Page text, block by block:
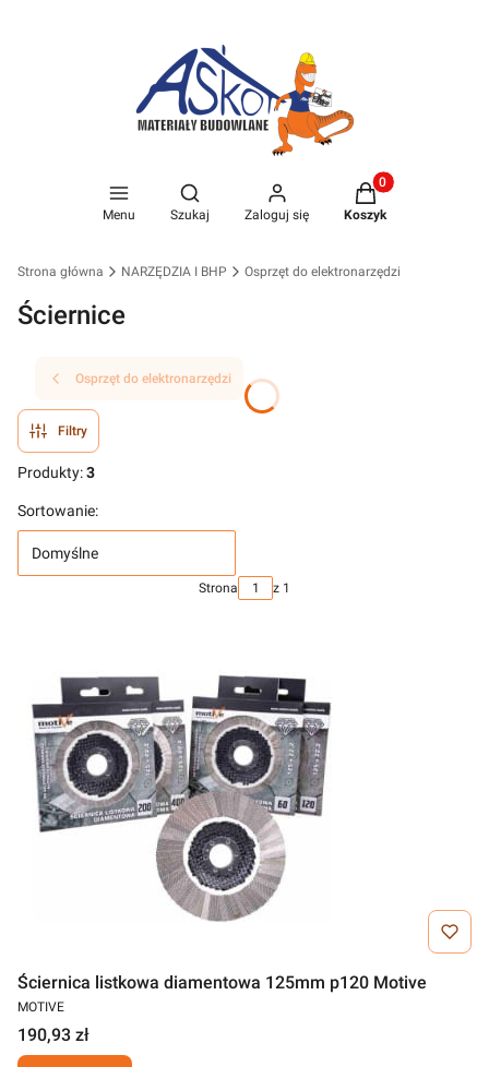
Menu
Otwórz wyszukiwarkę
Szukaj Zaloguj się
Produkty w
Koszyk
Strona główna NARZĘDZIA I BHP Osprzęt do elektronarzędzi
Ściernice
Osprzęt do elektronarzędzi
Filtry
Produkty:3
Sortowanie:
Domyślne
Strona z 1
Ściernica listkowa diamentowa 125mm p120 Motive
MOTIVE
190,93 zł